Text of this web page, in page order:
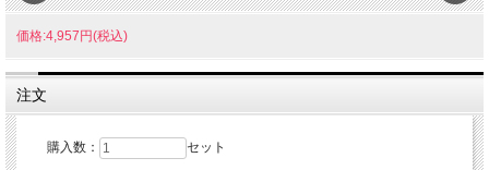
価格:4,957円(税込)
注文
購入数： セット